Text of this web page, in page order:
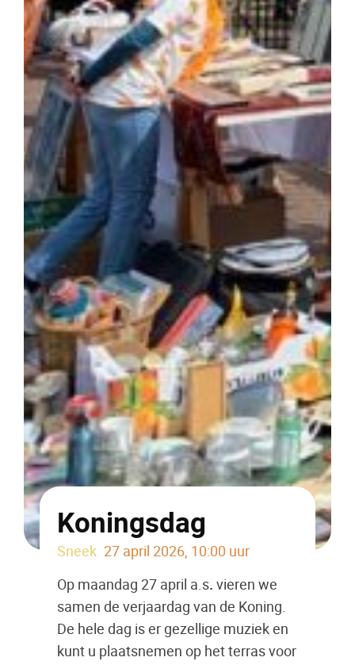
Koningsdag
Sneek 27 april 2026, 10:00 uur
Op maandag 27 april a.s. vieren we
samen de verjaardag van de Koning.
De hele dag is er gezellige muziek en
kunt u plaatsnemen op het terras voor